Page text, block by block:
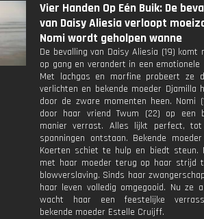
Vier Handen Op Eén Buik: De
van Daisy Aliesia verloopt
Nomi wordt geholpen wanne
De bevalling van Daisy Aliesia (19) komt
op gang en verandert in een emotionele
Met lachgas en morfine probeert ze
verlichten en bekende moeder Djamilla
door de zware momenten heen. Nomi
door haar vriend Twum (22) op een
manier verrast. Alles lijkt perfect,
spanningen ontstaan. Bekende
Koerten schiet te hulp en biedt steun.
met haar moeder terug op haar strijd
blowverslaving. Sinds haar
haar leven volledig omgegooid. Nu ze
wacht haar een feestelijke
bekende moeder Estelle Cruijff.